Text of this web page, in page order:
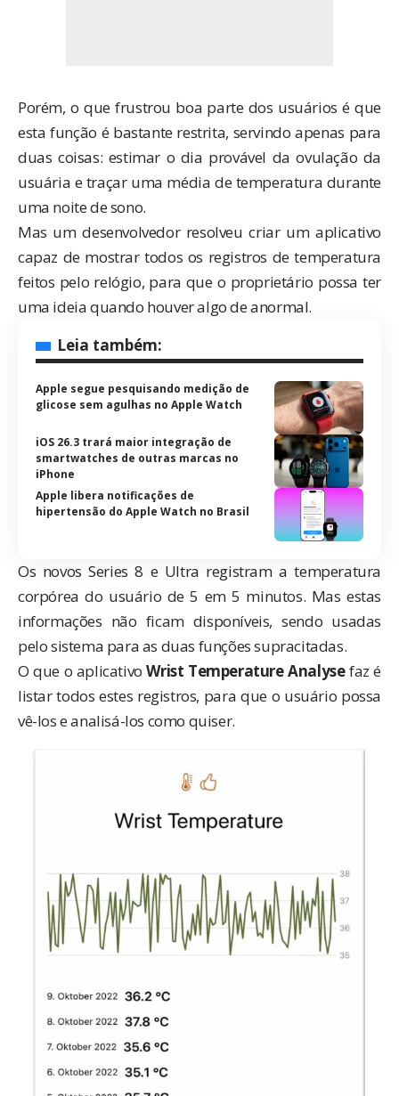
Porém, o que frustrou boa parte dos usuários é que
esta função é bastante restrita, servindo apenas para
duas coisas: estimar o dia provável da ovulação da
usuária e traçar uma média de temperatura durante
uma noite de sono.
Mas um desenvolvedor resolveu criar um aplicativo
capaz de mostrar todos os registros de temperatura
feitos pelo relógio, para que o proprietário possa ter
uma ideia quando houver algo de anormal.
Leia também:
Apple segue pesquisando medição de
glicose sem agulhas no Apple Watch
iOS 26.3 trará maior integração de
smartwatches de outras marcas no
iPhone
Apple libera notificações de
hipertensão do Apple Watch no Brasil
Os novos Series 8 e Ultra registram a temperatura
corpórea do usuário de 5 em 5 minutos. Mas estas
informações não ficam disponíveis, sendo usadas
pelo sistema para as duas funções supracitadas.
O que o aplicativoWrist Temperature Analysefaz é
listar todos estes registros, para que o usuário possa
vê-los e analisá-los como quiser.